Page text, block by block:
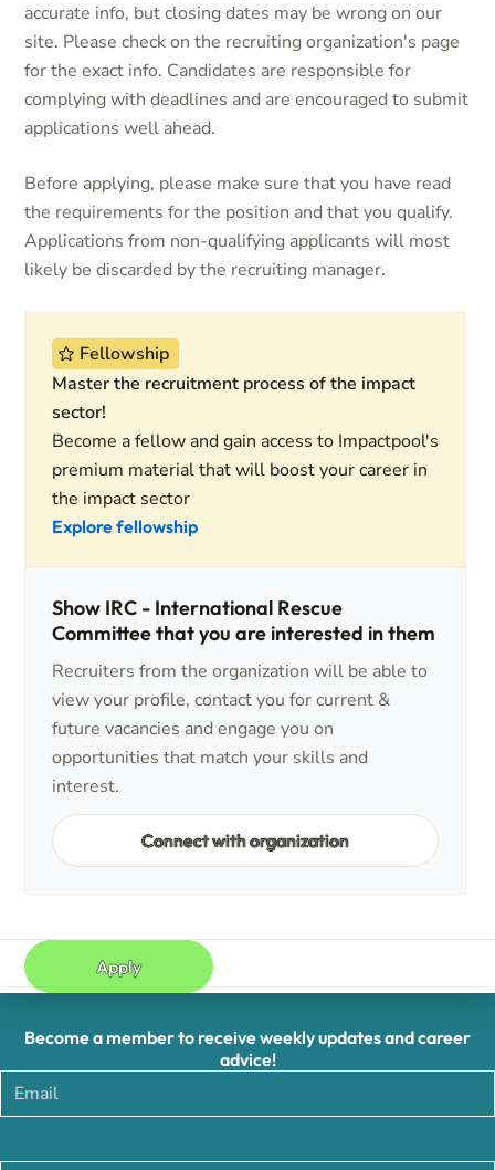
accurate info, but closing dates may be wrong on our
site. Please check on the recruiting organization's page
for the exact info. Candidates are responsible for
complying with deadlines and are encouraged to submit
applications well ahead.
Before applying, please make sure that you have read
the requirements for the position and that you qualify.
Applications from non-qualifying applicants will most
likely be discarded by the recruiting manager.
Fellowship
Master the recruitment process of the impact
sector!
Become a fellow and gain access to Impactpool's
premium material that will boost your career in
the impact sector
Explore fellowship
Show IRC - International Rescue
Committee that you are interested in them
Recruiters from the organization will be able to
view your profile, contact you for current &
future vacancies and engage you on
opportunities that match your skills and
interest.
Connect with organization
Apply
Become a member to receive weekly updates and career
advice!